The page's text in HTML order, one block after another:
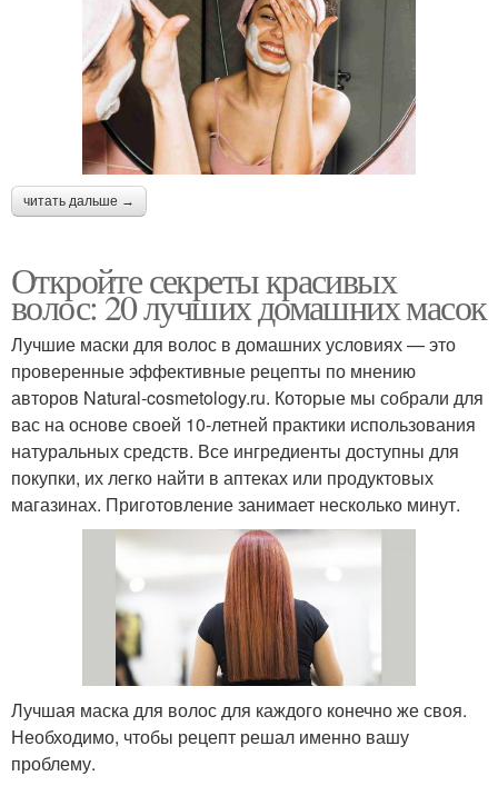
читать дальше →
Откройте секреты красивых
волос: 20 лучших домашних масок
Лучшие маски для волос в домашних условиях — это
проверенные эффективные рецепты по мнению
авторов Natural-cosmetology.ru. Которые мы собрали для
вас на основе своей 10-летней практики использования
натуральных средств. Все ингредиенты доступны для
покупки, их легко найти в аптеках или продуктовых
магазинах. Приготовление занимает несколько минут.
Лучшая маска для волос для каждого конечно же своя.
Необходимо, чтобы рецепт решал именно вашу
проблему.